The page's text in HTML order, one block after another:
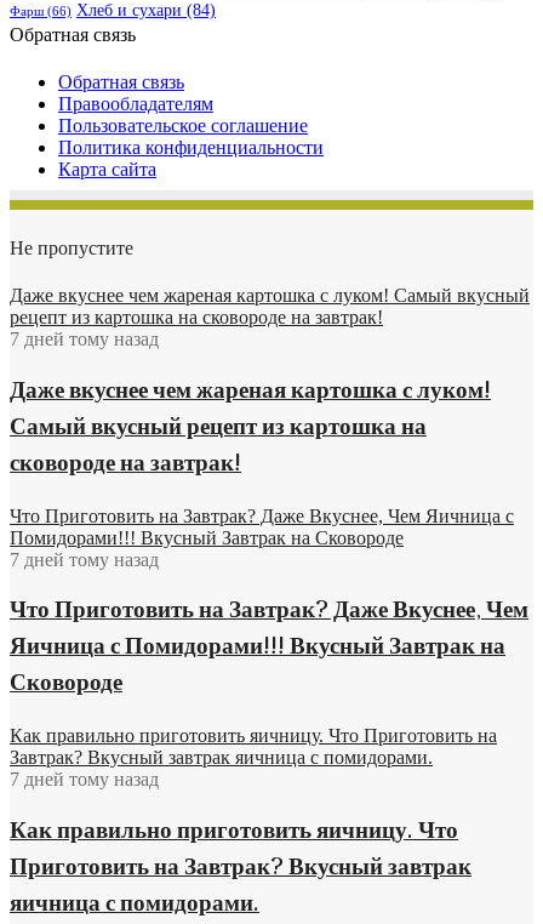
Фарш(66) Хлеб и сухари (84)
Обратная связь
Обратная связь
Правообладателям
Пользовательское соглашение
Политика конфиденциальности
Карта сайта
Не пропустите
Даже вкуснее чем жареная картошка с луком! Самый вкусный
рецепт из картошка на сковороде на завтрак!
7 дней тому назад
Даже вкуснее чем жареная картошка с луком!
Самый вкусный рецепт из картошка на
сковороде на завтрак!
Что Приготовить на Завтрак? Даже Вкуснее, Чем Яичница с
Помидорами!!! Вкусный Завтрак на Сковороде
7 дней тому назад
Что Приготовить на Завтрак? Даже Вкуснее, Чем
Яичница с Помидорами!!! Вкусный Завтрак на
Сковороде
Как правильно приготовить яичницу. Что Приготовить на
Завтрак? Вкусный завтрак яичница с помидорами.
7 дней тому назад
Как правильно приготовить яичницу. Что
Приготовить на Завтрак? Вкусный завтрак
яичница с помидорами.